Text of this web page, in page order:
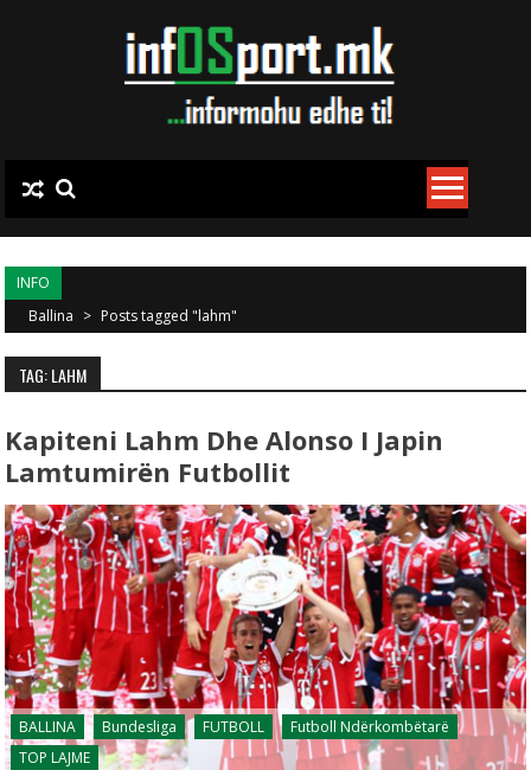
INFO
Ballina > Posts tagged "lahm"
TAG: LAHM
Kapiteni Lahm Dhe Alonso I Japin
Lamtumirën Futbollit
BALLINA Bundesliga FUTBOLL
Futboll Ndërkombëtarë
TOP LAJME